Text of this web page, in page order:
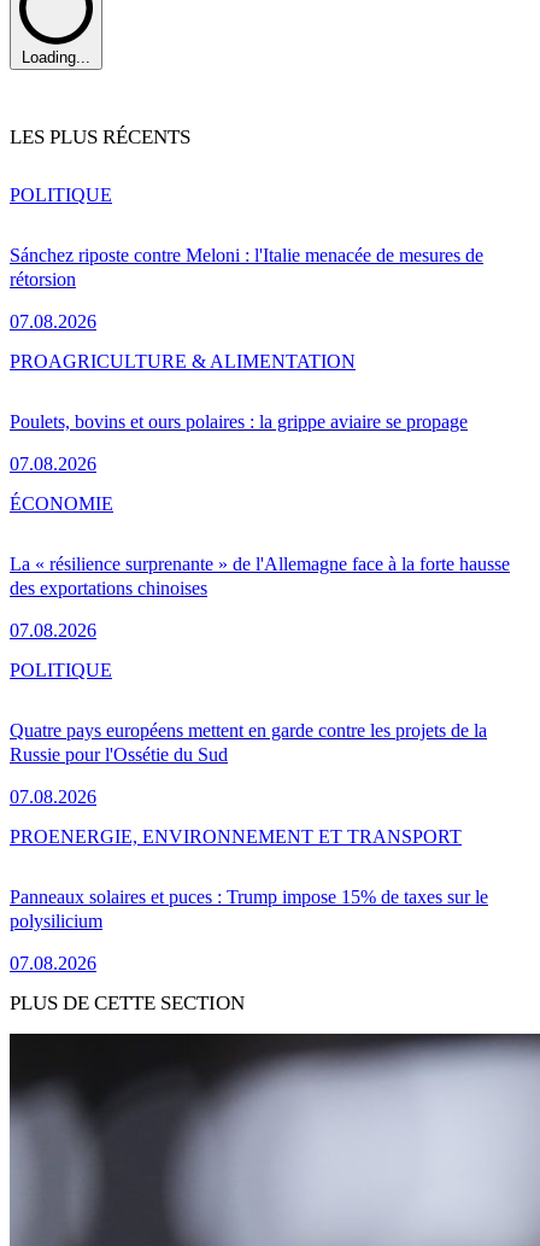
Loading...
LES PLUS RÉCENTS
Sánchez riposte contre Meloni : l'Italie menacée de mesures de
rétorsion
07.08.2026
POLITIQUE
Poulets, bovins et ours polaires : la grippe aviaire se propage
07.08.2026
PROAGRICULTURE & ALIMENTATION
La « résilience surprenante » de l'Allemagne face à la forte hausse
des exportations chinoises
07.08.2026
ÉCONOMIE
Quatre pays européens mettent en garde contre les projets de la
Russie pour l'Ossétie du Sud
07.08.2026
POLITIQUE
Panneaux solaires et puces : Trump impose 15% de taxes sur le
polysilicium
07.08.2026
PROENERGIE, ENVIRONNEMENT ET TRANSPORT
PLUS DE CETTE SECTION